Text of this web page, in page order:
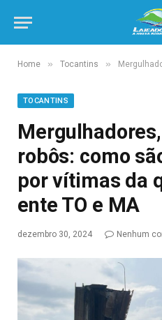
Home » Tocantins » Mergulhadores,
TOCANTINS
robôs: como
por vítimas da
ente TO e MA
dezembro 30, 2024 Nenhum